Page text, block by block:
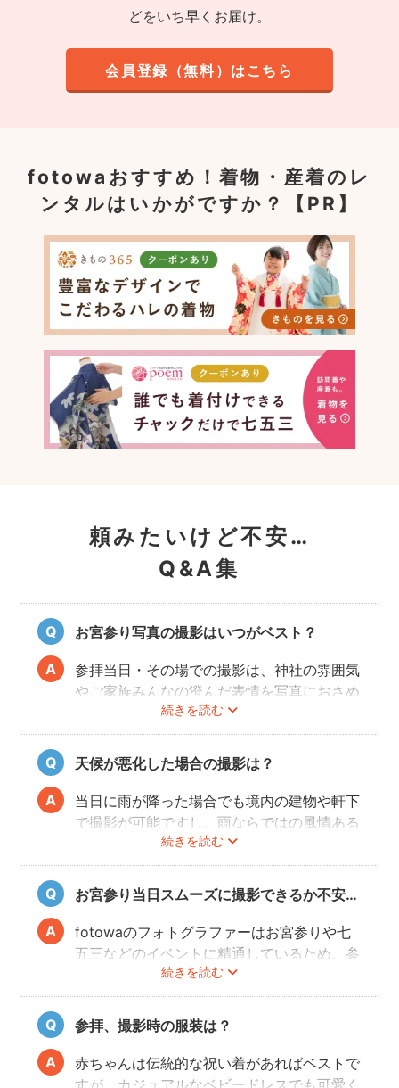
どをいち早くお届け。
会員登録（無料）はこちら
fotowaおすすめ！着物・産着のレ
ンタルはいかがですか？【PR】
頼みたいけど不安…
Q&A集
お宮参り写真の撮影はいつがベスト？
続きを読む
参拝当日・その場での撮影は、神社の雰囲気
やご家族みんなの澄んだ表情を写真におさめ
ることできオススメですが、当日は慌ただし
くて撮影はちょっと…という場合でも、出発
前のご自宅や参拝後のお食事会など想い出に
残る記念写真を撮影できます。
天候が悪化した場合の撮影は？
続きを読む
当日に雨が降った場合でも境内の建物や軒下
で撮影が可能ですし、雨ならではの風情ある
写真にも仕上がります。
また、撮影の実施が難しいと判断される天候
不良の場合、事前にフォトグラファーと決行
もしくは日時変更を相談してください。
日時変更方法はこちらをご参照ください。
お宮参り当日スムーズに撮影できるか不安…
続きを読む
fotowaのフォトグラファーはお宮参りや七
五三などのイベントに精通しているため、参
拝や家族団欒を乱すことなくスムーズに撮影
することができます。
参拝、撮影時の服装は？
赤ちゃんは伝統的な祝い着があればベストで
すが、カジュアルなベビードレスでも可愛く